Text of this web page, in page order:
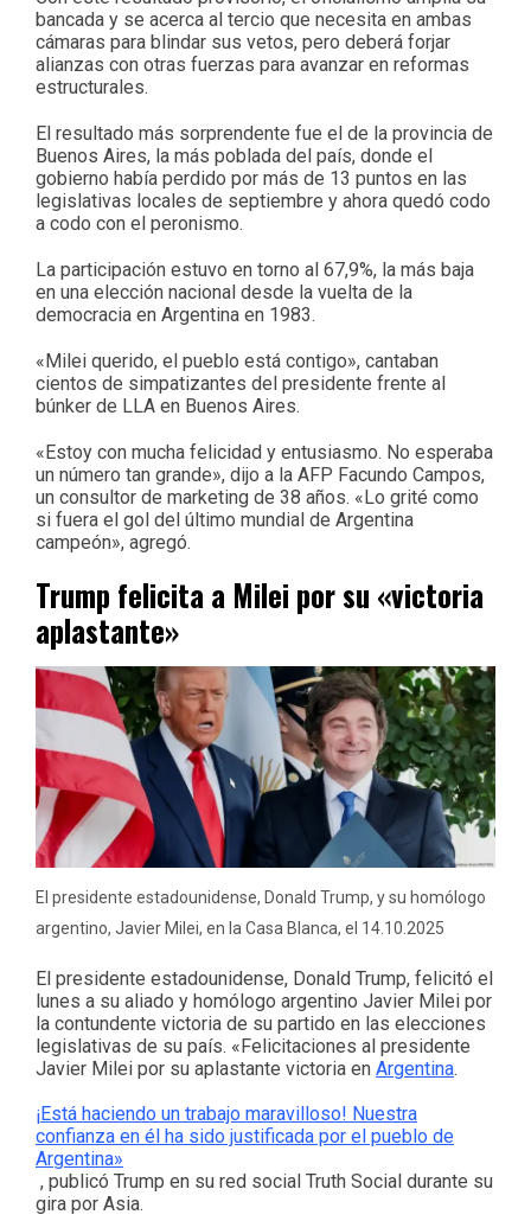
bancada y se acerca al tercio que necesita en ambas
cámaras para blindar sus vetos, pero deberá forjar
alianzas con otras fuerzas para avanzar en reformas
estructurales.
El resultado más sorprendente fue el de la provincia de
Buenos Aires, la más poblada del país, donde el
gobierno había perdido por más de 13 puntos en las
legislativas locales de septiembre y ahora quedó codo
a codo con el peronismo.
La participación estuvo en torno al 67,9%, la más baja
en una elección nacional desde la vuelta de la
democracia en Argentina en 1983.
«Milei querido, el pueblo está contigo», cantaban
cientos de simpatizantes del presidente frente al
búnker de LLA en Buenos Aires.
«Estoy con mucha felicidad y entusiasmo. No esperaba
un número tan grande», dijo a la AFP Facundo Campos,
un consultor de marketing de 38 años. «Lo grité como
si fuera el gol del último mundial de Argentina
campeón», agregó.
Trump felicita a Milei por su «victoria
aplastante»
El presidente estadounidense, Donald Trump, y su homólogo
argentino, Javier Milei, en la Casa Blanca, el 14.10.2025
El presidente estadounidense, Donald Trump, felicitó el
lunes a su aliado y homólogo argentino Javier Milei por
la contundente victoria de su partido en las elecciones
legislativas de su país. «Felicitaciones al presidente
Javier Milei por su aplastante victoria en Argentina.
¡Está haciendo un trabajo maravilloso! Nuestra
confianza en él ha sido justificada por el pueblo de
Argentina»
, publicó Trump en su red social Truth Social durante su
gira por Asia.